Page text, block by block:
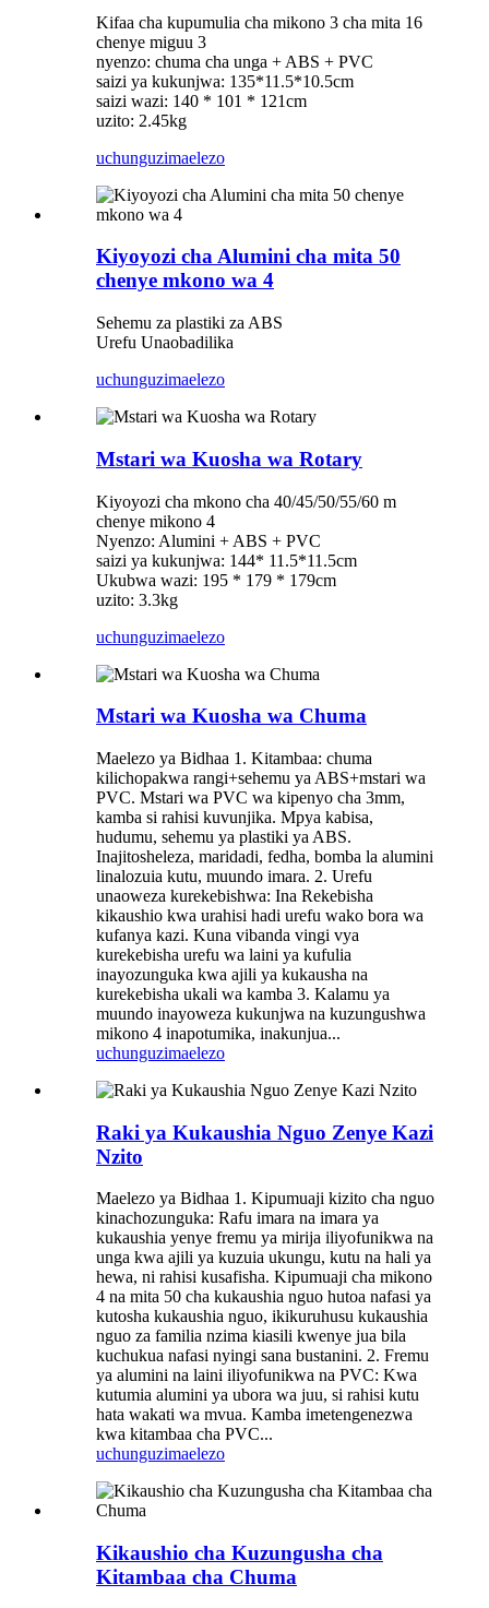
Kifaa cha kupumulia cha mikono 3 cha mita 16
chenye miguu 3
nyenzo: chuma cha unga + ABS + PVC
saizi ya kukunjwa: 135*11.5*10.5cm
saizi wazi: 140 * 101 * 121cm
uzito: 2.45kg
uchunguzimaelezo
Kiyoyozi cha Alumini cha mita 50
chenye mkono wa 4
Sehemu za plastiki za ABS
Urefu Unaobadilika
uchunguzimaelezo
Mstari wa Kuosha wa Rotary
Kiyoyozi cha mkono cha 40/45/50/55/60 m
chenye mikono 4
Nyenzo: Alumini + ABS + PVC
saizi ya kukunjwa: 144* 11.5*11.5cm
Ukubwa wazi: 195 * 179 * 179cm
uzito: 3.3kg
uchunguzimaelezo
Mstari wa Kuosha wa Chuma
Maelezo ya Bidhaa 1. Kitambaa: chuma
kilichopakwa rangi+sehemu ya ABS+mstari wa
PVC. Mstari wa PVC wa kipenyo cha 3mm,
kamba si rahisi kuvunjika. Mpya kabisa,
hudumu, sehemu ya plastiki ya ABS.
Inajitosheleza, maridadi, fedha, bomba la alumini
linalozuia kutu, muundo imara. 2. Urefu
unaoweza kurekebishwa: Ina Rekebisha
kikaushio kwa urahisi hadi urefu wako bora wa
kufanya kazi. Kuna vibanda vingi vya
kurekebisha urefu wa laini ya kufulia
inayozunguka kwa ajili ya kukausha na
kurekebisha ukali wa kamba 3. Kalamu ya
muundo inayoweza kukunjwa na kuzungushwa
mikono 4 inapotumika, inakunjua...
uchunguzimaelezo
Raki ya Kukaushia Nguo Zenye Kazi
Nzito
Maelezo ya Bidhaa 1. Kipumuaji kizito cha nguo
kinachozunguka: Rafu imara na imara ya
kukaushia yenye fremu ya mirija iliyofunikwa na
unga kwa ajili ya kuzuia ukungu, kutu na hali ya
hewa, ni rahisi kusafisha. Kipumuaji cha mikono
4 na mita 50 cha kukaushia nguo hutoa nafasi ya
kutosha kukaushia nguo, ikikuruhusu kukaushia
nguo za familia nzima kiasili kwenye jua bila
kuchukua nafasi nyingi sana bustanini. 2. Fremu
ya alumini na laini iliyofunikwa na PVC: Kwa
kutumia alumini ya ubora wa juu, si rahisi kutu
hata wakati wa mvua. Kamba imetengenezwa
kwa kitambaa cha PVC...
uchunguzimaelezo
Kikaushio cha Kuzungusha cha
Kitambaa cha Chuma